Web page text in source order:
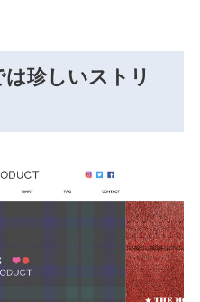
は珍しいストリ